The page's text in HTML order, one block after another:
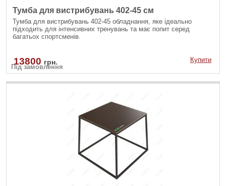
Тумба для вистрибувань 402-45 см
Тумба для вистрибувань 402-45 обладнання, яке ідеально
підходить для інтенсивних тренувань та має попит серед
багатьох спортсменів.
Під замовлення
13800 грн. Купити